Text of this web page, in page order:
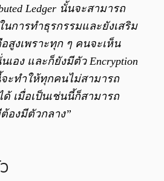
Ledger นั้นจะสามารถ
การทำธุรกรรมและยังเสริม
สูงเพราะทุก ๆ คนจะเห็น
อง และก็ยังมีตัว Encryption
จะทำให้ทุกคนไม่สามารถ
เมื่อเป็นเช่นนี้ก็สามารถ
องมีตัวกลาง”